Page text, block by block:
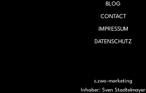
BLOG
CONTACT
IMPRESSUM
DATENSCHUTZ
s.zwo-marketing
Inhaber: Sven Stadtelmayer